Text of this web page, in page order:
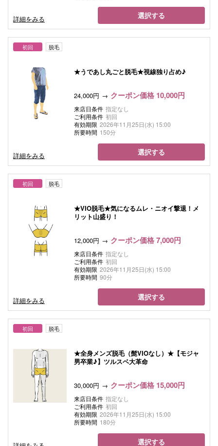
詳細をみる 選択する
初回 脱毛
★うであし丸ごと脱毛★視線独り占め♪
24,000円 クーポン価格 10,000円
来店日条件 指定なし
ご利用条件 初回
有効期限 2026年11月25日(水) 15:00
所要時間 150分
詳細をみる 選択する
初回 脱毛
★VIO脱毛★気になるムレ・ニオイ撃退！メ
リット山盛り！
12,000円 クーポン価格 7,000円
来店日条件 指定なし
ご利用条件 初回
有効期限 2026年11月25日(水) 15:00
所要時間 90分
詳細をみる 選択する
初回 脱毛
★全身メンズ脱毛（髭VIOなし）★【モジャ
男卒業♪】ツルスベ大革命
30,000円 クーポン価格 15,000円
来店日条件 指定なし
ご利用条件 初回
有効期限 2026年11月25日(水) 15:00
所要時間 180分
選択する